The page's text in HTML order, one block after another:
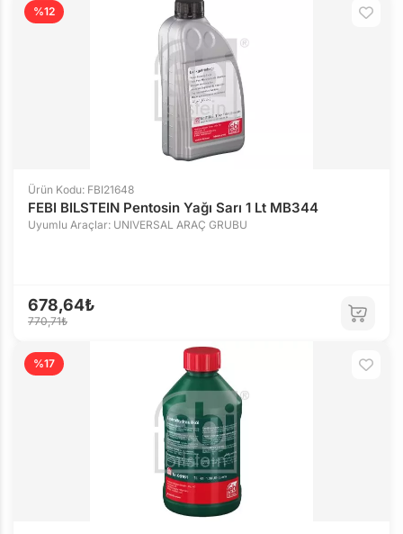
%12
Ürün Kodu: FBI21648
FEBI BILSTEIN Pentosin Yağı Sarı 1 Lt MB344
Uyumlu Araçlar: UNIVERSAL ARAÇ GRUBU
678,64₺
770,71₺
%17